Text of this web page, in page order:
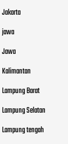
Jakarta
jawa
Jawa
Kalimantan
Lampung Barat
Lampung Selatan
Lampung tengah